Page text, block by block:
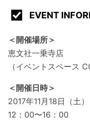
EVENT
＜開催場所＞
恵文社一乗寺店
（イベントスペース
＜開催日時＞
2017年11月18日（土）
12：00〜16：00